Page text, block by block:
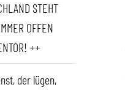
STEHT
OFFEN
++
der lügen,